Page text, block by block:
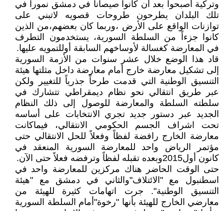
وتركية أصبحوا بعد أن كانوا صيصاناً في دمشق نموراً في
تلك البلدان يطرحون طروحات قصويه لاتبني على
توازنات الواقع على الأرض ،وربما كان بعضهم،من الذين
كانوا جزءاً من السلطة السورية، يستخدمون التطرف
في المعارضة كغسالة لأوساخهم السابقة أوللتمويه عليها.
قاد هذا الوضع خلال عشر سنوات من الأزمة السورية
إلى تشكيل معارضة خارج أمام معارضة داخل مثلتها هيئة
التنسيق الوطنية التي قدمت طرحاً جذرياً للتغيير ولكن
عبر طريق انتقالي نحو نظام ديمقراطي تتشارك في
سلطته السلطة والمعارضة للوصول إلى ذلك النظام
الجديد عبر دستور جديد تجري الانتخابات على أساسه
تحت اشراف الجسم الحكومي الانتقالي، فيماكانت
معارضة الخارج رافضة لفظاً وفعلاً للحل الانتقالي حتى
مؤتمر الرياض واحد للمعارضة السورية المنعقد في
كانون أول2015وبعده تقبله لفظاً وترفضه فعلاً حتى الآن.
حتى الوقت الحاضر هناك مركزين للمعارضة واحد في
اسطنبول مع "الائتلاف"والثاني في دمشق مع "هيئة
التنسيق الوطنية". جرت اتهامات كثيرة للهيئة من
معارضي الخارج للهيئة بأنها "رخوة"أمام السلطة السورية